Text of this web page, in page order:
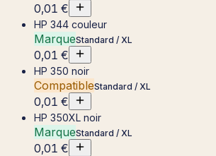
0,01 €
HP 344 couleur
MarqueStandard / XL
0,01 €
HP 350 noir
CompatibleStandard / XL
0,01 €
HP 350XL noir
MarqueStandard / XL
0,01 €